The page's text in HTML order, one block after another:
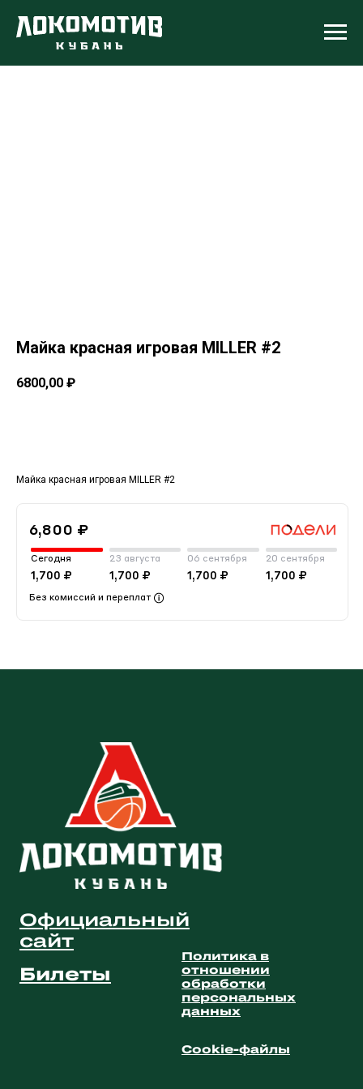
Майка красная игровая MILLER #2
6800,00 ₽
Майка красная игровая MILLER #2
6,800 ₽
Сегодня
1,700 ₽
23 августа
1,700 ₽
06 сентября
1,700 ₽
20 сентября
1,700 ₽
Без комиссий и переплат
Официальный
сайт
Билеты
Политика в
отношении
обработки
персональных
данных
Cookie-файлы